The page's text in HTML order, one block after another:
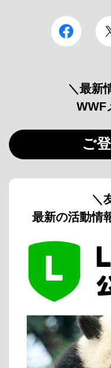
＼最新
WWF
ご
＼
最新の活動情